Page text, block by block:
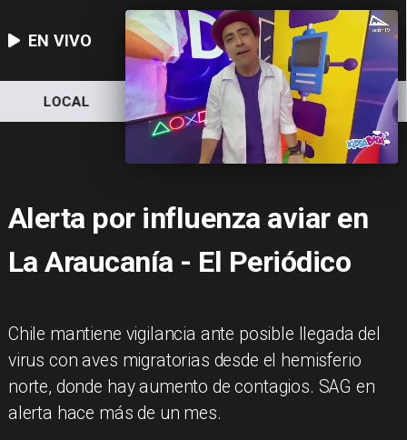
EN VIVO
LOCAL NACIONAL DEPORTES
Alerta por influenza aviar en
La Araucanía - El Periódico
Chile mantiene vigilancia ante posible llegada del
virus con aves migratorias desde el hemisferio
norte, donde hay aumento de contagios. SAG en
alerta hace más de un mes.